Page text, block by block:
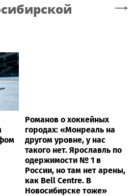
Романов о хоккейных
городах: «Монреаль на
другом уровне, у нас
такого нет. Ярославль по
одержимости № 1 в
России, но там нет арены,
как Bell Centre. В
Новосибирске тоже»